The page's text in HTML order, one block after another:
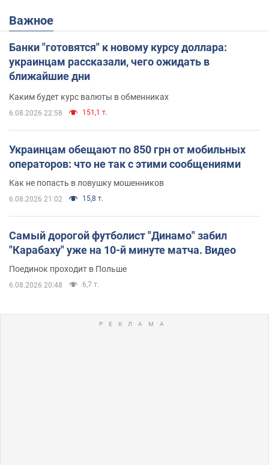
Важное
Банки "готовятся" к новому курсу доллара:
украинцам рассказали, чего ожидать в
ближайшие дни
Каким будет курс валюты в обменниках
6.08.2026 22:58 151,1 т.
Украинцам обещают по 850 грн от мобильных
операторов: что не так с этими сообщениями
Как не попасть в ловушку мошенников
6.08.2026 21:02 15,8 т.
Самый дорогой футболист "Динамо" забил
"Карабаху" уже на 10-й минуте матча. Видео
Поединок проходит в Польше
6.08.2026 20:48 6,7 т.